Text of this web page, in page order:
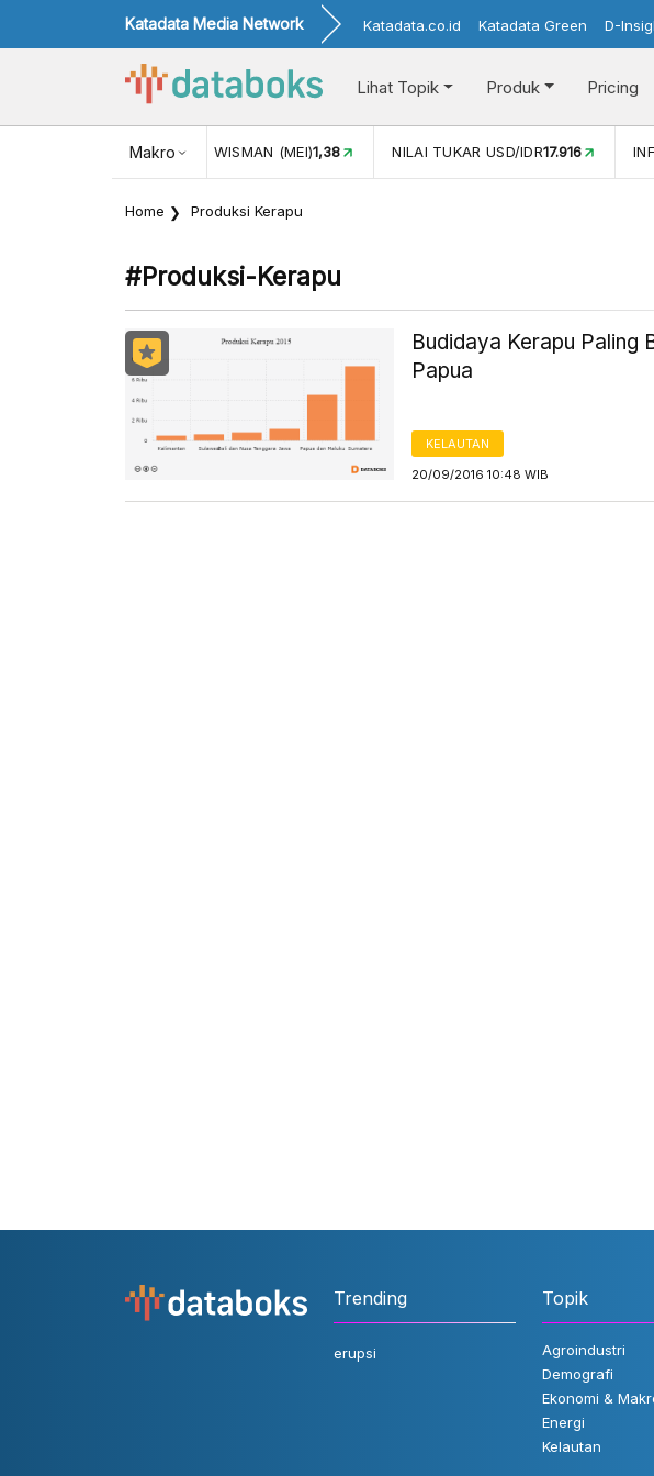
Katadata Media Network Katadata.co.id Katadata Green D-
Lihat Topik Produk Pricing
Makro
NILAI TUKAR USD/IDR17.916 INFLASI YOY (JUL)2,88% INFLASI
Home Produksi Kerapu
#produksi-Kerapu
Budidaya Kerapu Paling
Papua
KELAUTAN
20/09/2016 10:48 WIB
Trending
erupsi
Topik
Agroindustri
Demografi
Ekonomi &
Energi
Kelautan